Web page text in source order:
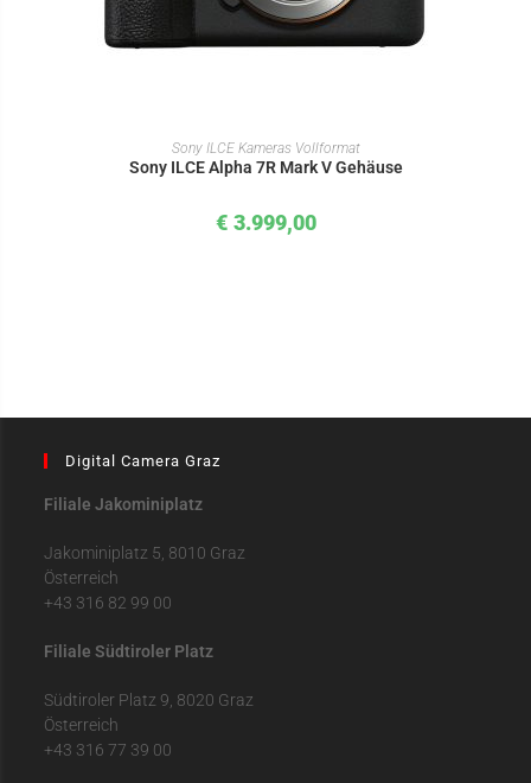
IN DEN WARENKORB
Sony ILCE Kameras Vollformat
Sony ILCE Alpha 7R Mark V Gehäuse
€ 3.999,00
Digital Camera Graz
Filiale Jakominiplatz
Jakominiplatz 5, 8010 Graz
Österreich
+43 316 82 99 00
Filiale Südtiroler Platz
Südtiroler Platz 9, 8020 Graz
Österreich
+43 316 77 39 00